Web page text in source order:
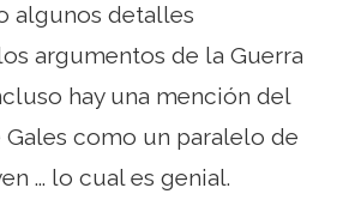
algunos detalles
argumentos de la Guerra
hay una mención del
como un paralelo de
... lo cual es genial.